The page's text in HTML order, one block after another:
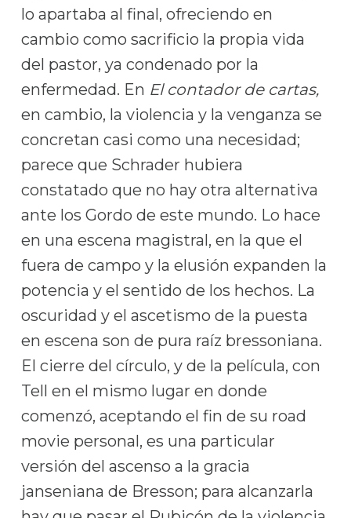
lo apartaba al final, ofreciendo en
cambio como sacrificio la propia vida
del pastor, ya condenado por la
enfermedad. En El contador de cartas,
en cambio, la violencia y la venganza se
concretan casi como una necesidad;
parece que Schrader hubiera
constatado que no hay otra alternativa
ante los Gordo de este mundo. Lo hace
en una escena magistral, en la que el
fuera de campo y la elusión expanden la
potencia y el sentido de los hechos. La
oscuridad y el ascetismo de la puesta
en escena son de pura raíz bressoniana.
El cierre del círculo, y de la película, con
Tell en el mismo lugar en donde
comenzó, aceptando el fin de su road
movie personal, es una particular
versión del ascenso a la gracia
janseniana de Bresson; para alcanzarla